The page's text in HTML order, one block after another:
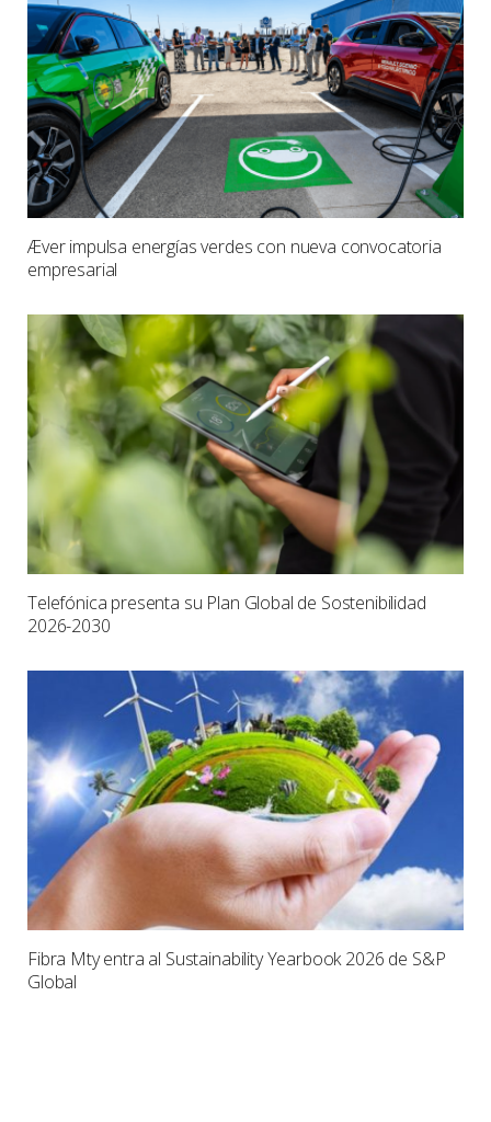
Æver impulsa energías verdes con nueva convocatoria
empresarial
Telefónica presenta su Plan Global de Sostenibilidad
2026-2030
Fibra Mty entra al Sustainability Yearbook 2026 de S&P
Global